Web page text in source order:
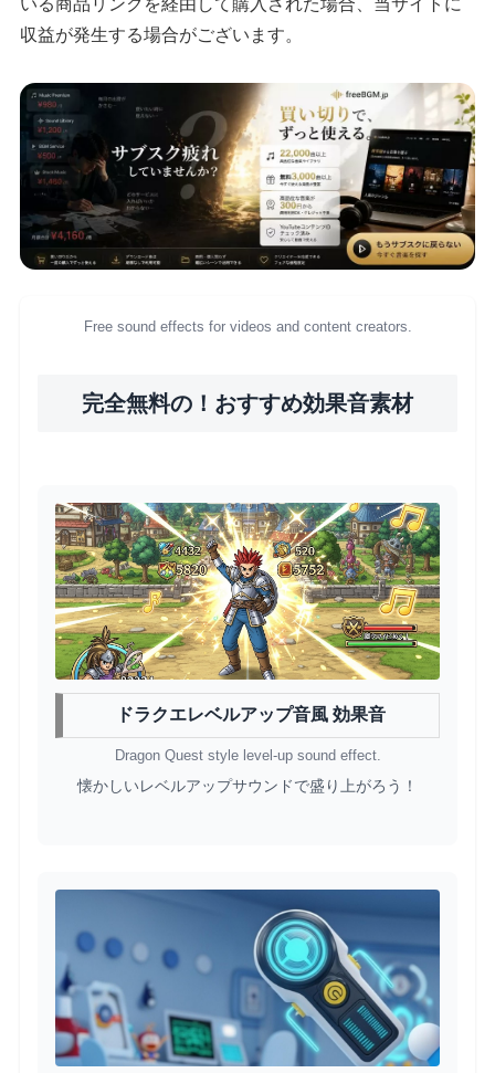
いる商品リンクを経由して購入された場合、当サイトに
収益が発生する場合がございます。
Free sound effects for videos and content creators.
完全無料の！おすすめ効果音素材
ドラクエレベルアップ音風 効果音
Dragon Quest style level-up sound effect.
懐かしいレベルアップサウンドで盛り上がろう！